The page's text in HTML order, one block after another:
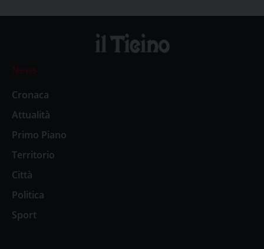
News
Cronaca
Attualità
Primo Piano
Territorio
Città
Politica
Sport